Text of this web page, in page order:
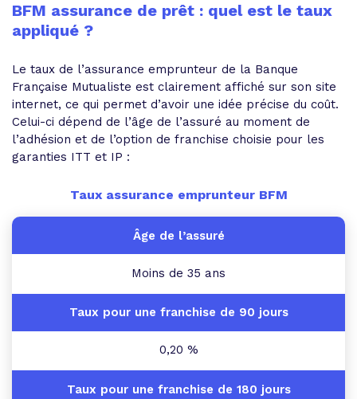
BFM assurance de prêt : quel est le taux
appliqué ?
Le taux de l’assurance emprunteur de la Banque
Française Mutualiste est clairement affiché sur son site
internet, ce qui permet d’avoir une idée précise du coût.
Celui-ci dépend de l’âge de l’assuré au moment de
l’adhésion et de l’option de franchise choisie pour les
garanties ITT et IP :
Taux assurance emprunteur BFM
Moins de 35 ans
0,20 %